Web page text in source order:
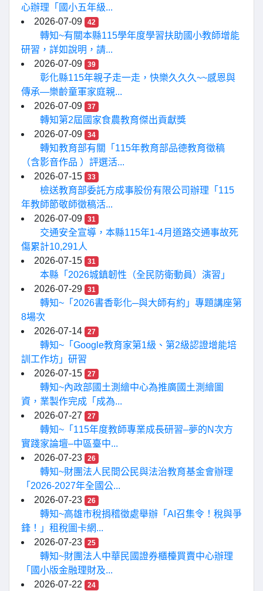
心辦理「國小五年級...
2026-07-09
42
轉知~有關本縣115學年度學習扶助國小教師增能
研習，詳如說明，請...
2026-07-09
39
彰化縣115年親子走一走，快樂久久久~~感恩與
傳承—樂齡童軍家庭親...
2026-07-09
37
轉知第2屆國家食農教育傑出貢獻獎
2026-07-09
34
轉知教育部有關「115年教育部品德教育徵稿
（含影音作品 ）評選活...
2026-07-15
33
檢送教育部委託方成事股份有限公司辦理「115
年教師節敬師徵稿活...
2026-07-09
31
交通安全宣導，本縣115年1-4月道路交通事故死
傷累計10,291人
2026-07-15
31
本縣「2026城鎮韌性（全民防衛動員）演習」
2026-07-29
31
轉知~「2026書香彰化─與大師有約」專題講座第
8場次
2026-07-14
27
轉知~「Google教育家第1級、第2級認證增能培
訓工作坊」研習
2026-07-15
27
轉知~內政部國土測繪中心為推廣國土測繪圖
資，業製作完成「成為...
2026-07-27
27
轉知~「115年度教師專業成長研習–夢的N次方
實踐家論壇–中區臺中...
2026-07-23
26
轉知~財團法人民間公民與法治教育基金會辦理
「2026-2027年全國公...
2026-07-23
26
轉知~高雄市稅捐稽徵處舉辦「AI召集令！稅與爭
鋒！」租稅圖卡網...
2026-07-23
25
轉知~財團法人中華民國證券櫃檯買賣中心辦理
「國小版金融理財及...
2026-07-22
24